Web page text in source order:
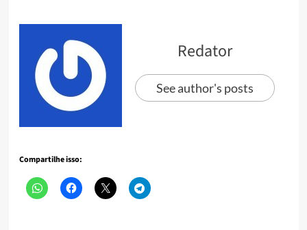
Redator
See author's posts
Compartilhe isso: